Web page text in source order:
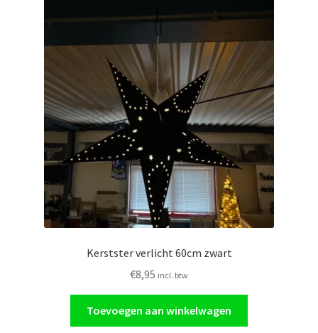
Kerstster verlicht 60cm zwart
€8,95 incl. btw
Toevoegen aan winkelwagen